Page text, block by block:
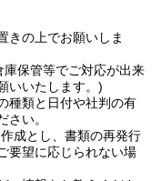
きの上でお願いしま
保管等でご対応が出来
いいたします。)
種類と日付や社判の有
い。
成とし、書類の再発行
要望に応じられない場